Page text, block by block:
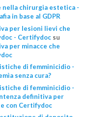
nella chirurgia estetica -
in base al GDPR
per lesioni lievi che
- Certifydocsu
per minacce che
di femminicidio -
senza cura?
di femminicidio -
definitiva per
con Certifydoc